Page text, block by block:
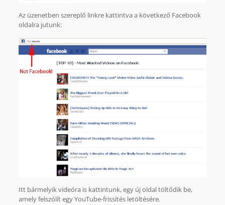
Az üzenetben szereplő linkre kattintva a következő Facebook
oldalra jutunk:
Itt bármelyik videóra is kattintunk, egy új oldal töltődik be,
amely felszólít egy YouTube-frissítés letöltésére.